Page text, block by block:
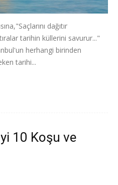
dağıtır
tarihin küllerini savurur..."
herhangi birinden
tarihi...
10 Koşu ve